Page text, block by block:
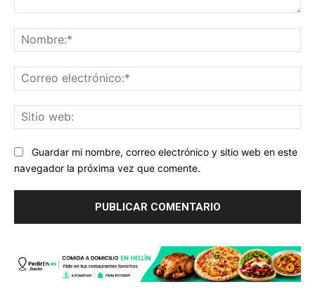
Guardar mi nombre, correo electrónico y sitio web en este
navegador la próxima vez que comente.